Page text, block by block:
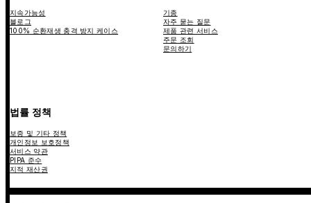
지속가능성
블로그
100% 순환재생 충격 방지 케이스
기종
자주 묻는 질문
제품 관련 서비스
주문 조회
문의하기
법률 정책
보증 및 기타 정책
개인정보 보호정책
서비스 약관
PIPA 준수
지적 재산권